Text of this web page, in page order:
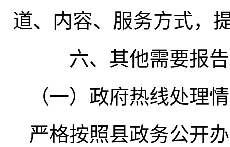
道、内容、服务方式，
六、其他需要报告
（一）政府热线处理
严格按照县政务公开